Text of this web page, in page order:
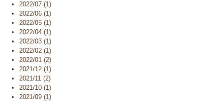
2022/07 (1)
2022/06 (1)
2022/05 (1)
2022/04 (1)
2022/03 (1)
2022/02 (1)
2022/01 (2)
2021/12 (1)
2021/11 (2)
2021/10 (1)
2021/09 (1)